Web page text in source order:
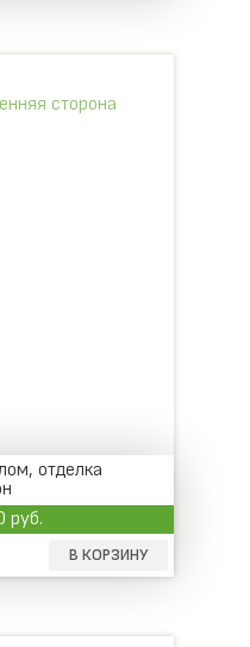
отделка
руб.
В КОРЗИНУ